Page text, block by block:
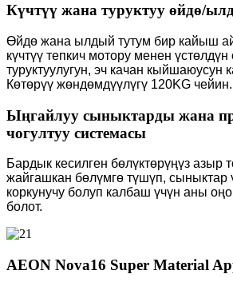
Күчтүү жана туруктуу өйдө/
Өйдө жана ылдый тутум бир кайыш
күчтүү тепкич мотору менен
туруктуулугун, эч качан кыйшаюусун
Көтөрүү жөндөмдүүлүгү 120KG чейин.
Ыңгайлуу сыныктарды жана
чогултуу системасы
Бардык кесилген бөлүктөрүңүз азыр
жайгашкан бөлүмгө түшүп, сыныктар
коркунучу болуп калбаш үчүн аны
болот.
AEON Nova16 Super Material